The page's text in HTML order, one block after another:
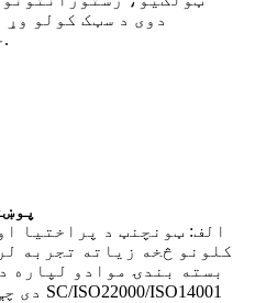
دوی د سټک کولو
جوړونکو لپاره مناسب دي.
کلونو څخه زیاته تجربه
بسته بندۍ موادو لپاره